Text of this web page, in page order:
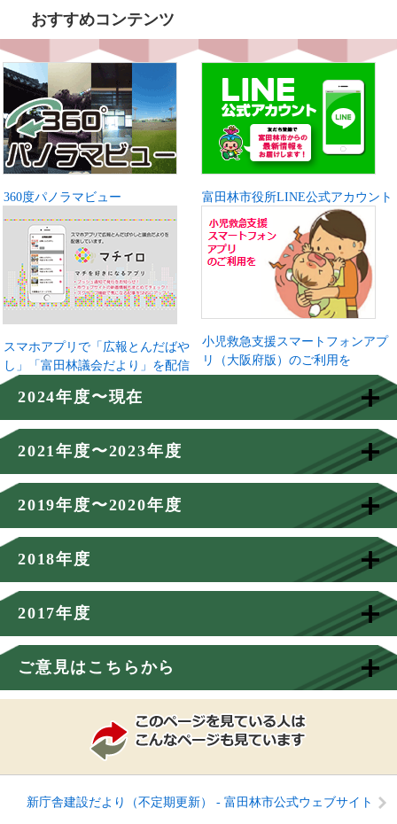
2024年度〜現在
2021年度〜2023年度
2019年度〜2020年度
2018年度
2017年度
ご意見はこちらから
新庁舎建設だより（不定期更新） - 富田林市公式ウェブサイト
おすすめコンテンツ
360度パノラマビュー 富田林市役所LINE公式アカウント
スマホアプリで「広報とんだばや
し」「富田林議会だより」を配信
小児救急支援スマートフォンアプ
リ（大阪府版）のご利用を